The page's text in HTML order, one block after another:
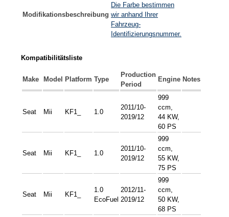
Modifikationsbeschreibung
Die Farbe bestimmen
wir anhand Ihrer
Fahrzeug-
Identifizierungsnummer.
Kompatibilitätsliste
Make Model Platform Type
Production
Period
Engine Notes
Seat Mii KF1_ 1.0
2011/10-
2019/12
999
ccm,
44 KW,
60 PS
Seat Mii KF1_ 1.0
2011/10-
2019/12
999
ccm,
55 KW,
75 PS
Seat Mii KF1_
1.0
EcoFuel
2012/11-
2019/12
999
ccm,
50 KW,
68 PS